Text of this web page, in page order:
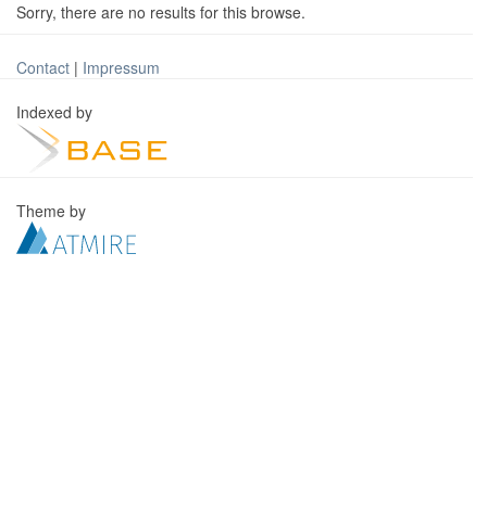
Sorry, there are no results for this browse.
Contact | Impressum
Indexed by
Theme by